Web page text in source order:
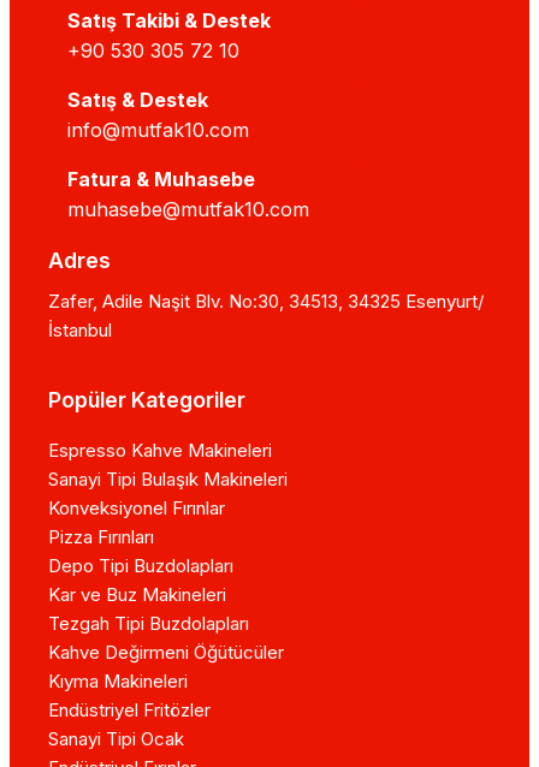
Satış Takibi & Destek
+90 530 305 72 10
Satış & Destek
info@mutfak10.com
Fatura & Muhasebe
muhasebe@mutfak10.com
Adres
Zafer, Adile Naşit Blv. No:30, 34513, 34325 Esenyurt/
İstanbul
Popüler Kategoriler
Espresso Kahve Makineleri
Sanayi Tipi Bulaşık Makineleri
Konveksiyonel Fırınlar
Pizza Fırınları
Depo Tipi Buzdolapları
Kar ve Buz Makineleri
Tezgah Tipi Buzdolapları
Kahve Değirmeni Öğütücüler
Kıyma Makineleri
Endüstriyel Fritözler
Sanayi Tipi Ocak